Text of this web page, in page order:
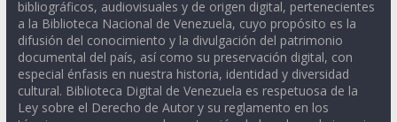
bibliográficos, audiovisuales y de origen digital, pertenecientes
a la Biblioteca Nacional de Venezuela, cuyo propósito es la
difusión del conocimiento y la divulgación del patrimonio
documental del país, así como su preservación digital, con
especial énfasis en nuestra historia, identidad y diversidad
cultural. Biblioteca Digital de Venezuela es respetuosa de la
Ley sobre el Derecho de Autor y su reglamento en los